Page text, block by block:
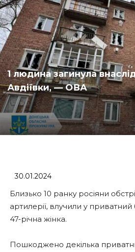
1 людина загинула
Авдіївки, — ОВА
30.01.2024
Близько 10 ранку росіяни
артилерії, влучили у
47-річна жінка.
Пошкоджено декілька